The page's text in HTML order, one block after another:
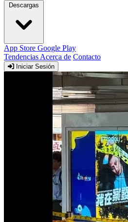
Descargas
App Store Google Play
Tendencias Acerca de Contacto
Iniciar Sesión